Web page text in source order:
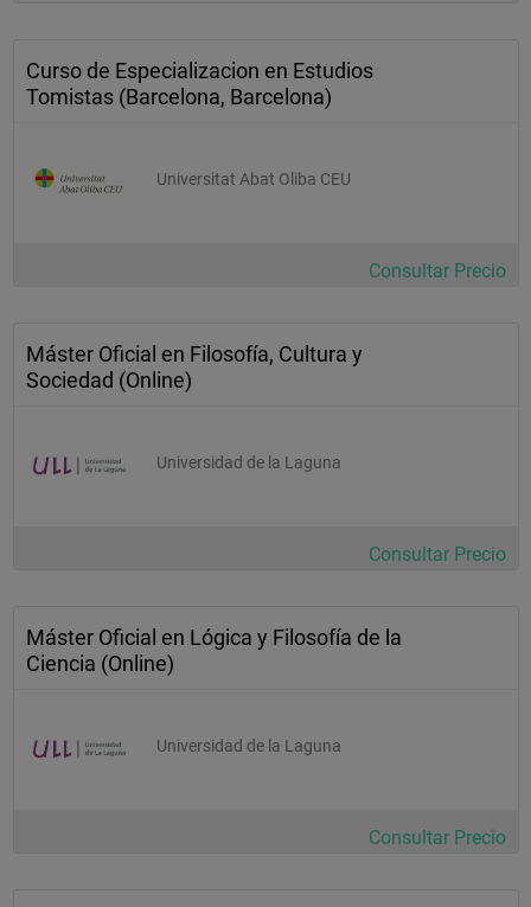
Curso de Especializacion en Estudios
Tomistas (Barcelona, Barcelona)
Universitat Abat Oliba CEU
Consultar Precio
Máster Oficial en Filosofía, Cultura y
Sociedad (Online)
Universidad de la Laguna
Consultar Precio
Máster Oficial en Lógica y Filosofía de la
Ciencia (Online)
Universidad de la Laguna
Consultar Precio